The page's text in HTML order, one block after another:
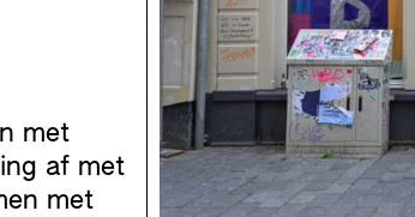
met
af met
met